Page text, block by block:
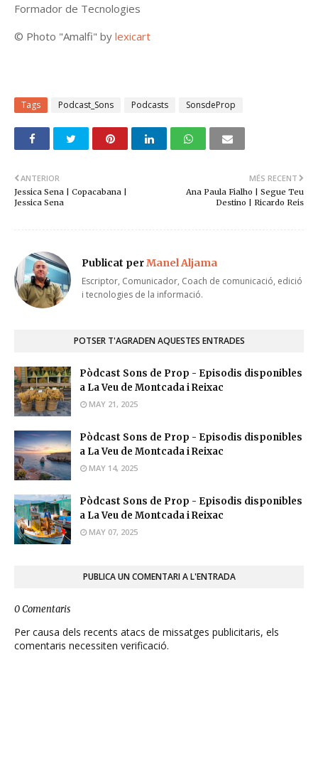
Formador de Tecnologies
© Photo "Amalfi" by lexicart
Tags Podcast_Sons Podcasts SonsdeProp
MÉS RECENT
Ana Paula Fialho | Segue Teu
Destino | Ricardo Reis
ANTERIOR
Jessica Sena | Copacabana |
Jessica Sena
Publicat perManel Aljama
Escriptor, Comunicador, Coach de comunicació, edició
i tecnologies de la informació.
POTSER T'AGRADEN AQUESTES ENTRADES
Pòdcast Sons de Prop - Episodis disponibles
a La Veu de Montcada i Reixac
MAY 21, 2025
Pòdcast Sons de Prop - Episodis disponibles
a La Veu de Montcada i Reixac
MAY 14, 2025
Pòdcast Sons de Prop - Episodis disponibles
a La Veu de Montcada i Reixac
MAY 07, 2025
PUBLICA UN COMENTARI A L'ENTRADA
0 Comentaris
Per causa dels recents atacs de missatges publicitaris, els
comentaris necessiten verificació.